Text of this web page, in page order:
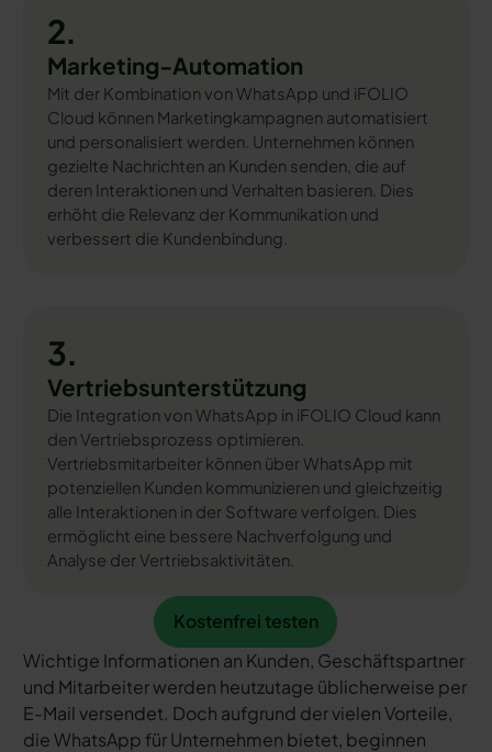
2.
Marketing-Automation
Mit der Kombination von WhatsApp und iFOLIO
Cloud können Marketingkampagnen automatisiert
und personalisiert werden. Unternehmen können
gezielte Nachrichten an Kunden senden, die auf
deren Interaktionen und Verhalten basieren. Dies
erhöht die Relevanz der Kommunikation und
verbessert die Kundenbindung.
3.
Vertriebsunterstützung
Die Integration von WhatsApp in iFOLIO Cloud kann
den Vertriebsprozess optimieren.
Vertriebsmitarbeiter können über WhatsApp mit
potenziellen Kunden kommunizieren und gleichzeitig
alle Interaktionen in der Software verfolgen. Dies
ermöglicht eine bessere Nachverfolgung und
Analyse der Vertriebsaktivitäten.
Kostenfrei testen
Kostenfrei testen
Wichtige Informationen an Kunden, Geschäftspartner
und Mitarbeiter werden heutzutage üblicherweise per
E-Mail versendet. Doch aufgrund der vielen Vorteile,
die WhatsApp für Unternehmen bietet, beginnen